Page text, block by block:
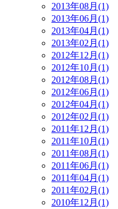
2013年08月(1)
2013年06月(1)
2013年04月(1)
2013年02月(1)
2012年12月(1)
2012年10月(1)
2012年08月(1)
2012年06月(1)
2012年04月(1)
2012年02月(1)
2011年12月(1)
2011年10月(1)
2011年08月(1)
2011年06月(1)
2011年04月(1)
2011年02月(1)
2010年12月(1)